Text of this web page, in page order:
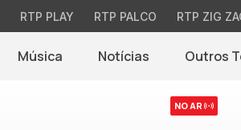
RTP PLAY RTP PALCO RTP ZIG
Música Notícias(abre em nova
Outros
NO AR